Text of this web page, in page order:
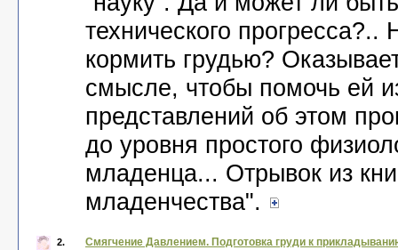
технического
кормить грудью?
смысле, чтобы помочь ей
представлений об этом
до уровня простого
младенца... Отрывок из
младенчества".
2. Смягчение Давлением. Подготовка груди к